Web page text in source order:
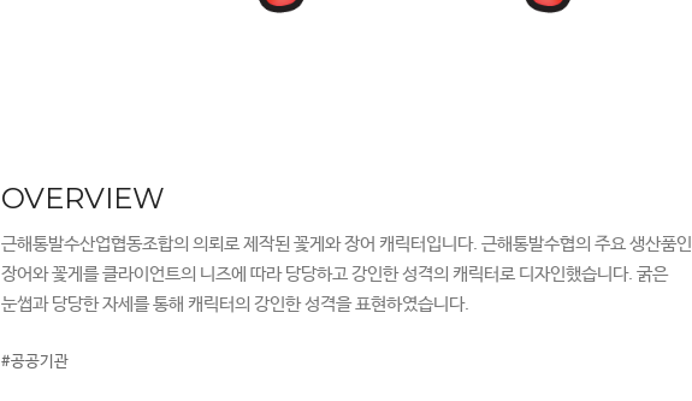
OVERVIEW
근해통발수산업협동조합의 의뢰로 제작된 꽃게와 장어 캐릭터입니다. 근해통발수협의 주요 생산품인
장어와 꽃게를 클라이언트의 니즈에 따라 당당하고 강인한 성격의 캐릭터로 디자인했습니다. 굵은
눈썹과 당당한 자세를 통해 캐릭터의 강인한 성격을 표현하였습니다.
#공공기관